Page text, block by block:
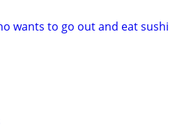
wants to go out and eat sushi